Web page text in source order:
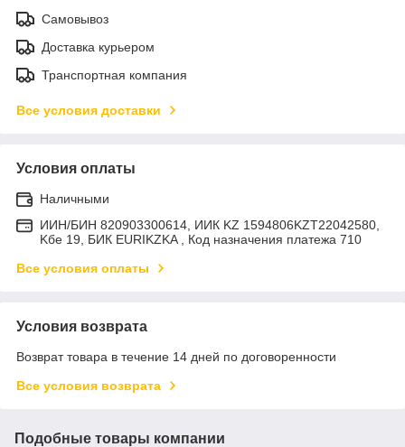
Самовывоз
Доставка курьером
Транспортная компания
Все условия доставки
Условия оплаты
Наличными
ИИН/БИН 820903300614, ИИК KZ 1594806KZT22042580,
Kбе 19, БИК EURIKZKA , Код назначения платежа 710
Все условия оплаты
Условия возврата
Возврат товара в течение 14 дней по договоренности
Все условия возврата
Подобные товары компании